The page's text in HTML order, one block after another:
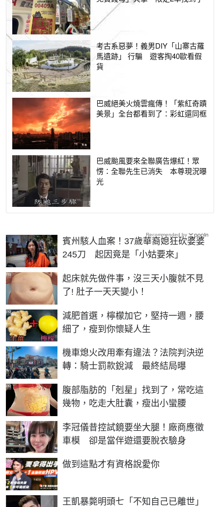
考古系惡夢！義男DIY「山寨古羅
馬遺跡」 行騙 遊客掏40歐看假
貨
巴威絕美火燒雲瘋傳！「紫紅奇蹟
美景」全台都看到了：彩虹還同框
巴威颱風要來全聯廣告爆紅！眾
愣：全聯先生已消失 本尊現況曝
光
賓州駭人血案！37歲華裔媳狂砍婆婆
245刀 起因竟是「小姑要來」
起床就先做件事，沒三天小腹就不見
了! 肚子一天天變小！
PR
減肥首選，檸檬加它，堅持一週，腰
細了，瘦到你懷疑人生
PR
機車熄火改用牽有違法？法院判決逆
轉：騎士罰款銳減 最終結局曝
腹部脂肪的「剋星」找到了，常吃這
幾物，吃走大肚囊，瘦出小蠻腰
PR
李冠儀昔控試鏡要坐大腿！廠商應徵
車模 卻是當伴遊還要脫衣驗身
做到這點才有資格說愛你
PR
王凱暴斃明頭七「不知自己已離世」
Recommended by